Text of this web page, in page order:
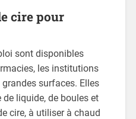
cire pour
sont disponibles
les institutions
surfaces. Elles
liquide, de boules et
cire, à utiliser à chaud